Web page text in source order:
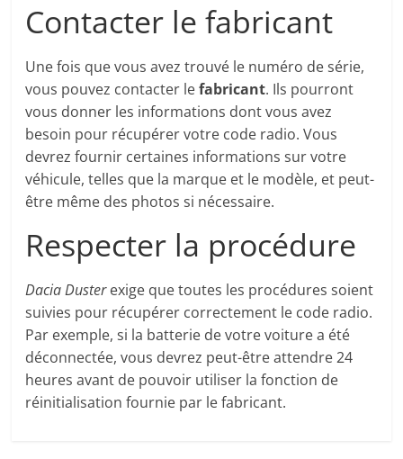
Contacter le fabricant
Une fois que vous avez trouvé le numéro de série,
vous pouvez contacter lefabricant. Ils pourront
vous donner les informations dont vous avez
besoin pour récupérer votre code radio. Vous
devrez fournir certaines informations sur votre
véhicule, telles que la marque et le modèle, et peut-
être même des photos si nécessaire.
Respecter la procédure
Dacia Dusterexige que toutes les procédures soient
suivies pour récupérer correctement le code radio.
Par exemple, si la batterie de votre voiture a été
déconnectée, vous devrez peut-être attendre 24
heures avant de pouvoir utiliser la fonction de
réinitialisation fournie par le fabricant.